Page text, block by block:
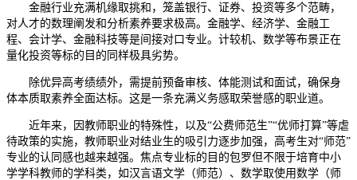
金融行业充满机缘取挑和，笼盖银行、证券、投资等多个范畴，
对人才的数理阐发和分析素养要求极高。金融学、经济学、金融工
程、会计学、金融科技等是间接对口专业。计较机、数学等布景正在
量化投资等标的目的同样极具劣势。
除优异高考绩绩外，需提前预备审核、体能测试和面试，确保身
体本质取素养全面达标。这是一条充满义务感取荣誉感的职业道。
近年来，因教师职业的特殊性，以及“公费师范生”“优师打算”等虐
待政策的实施，教师职业对结业生的吸引力逐步加强，高考生对“师范”
专业的认同感也越来越强。焦点专业标的目的包罗但不限于培育中小
学学科教师的学科类，如汉言语文学（师范）、数学取使用数学（师